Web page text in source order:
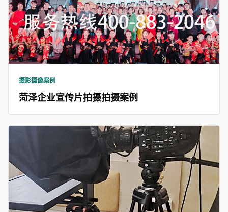
摄影摄像案例
菏泽企业宣传片拍摄拍摄案例